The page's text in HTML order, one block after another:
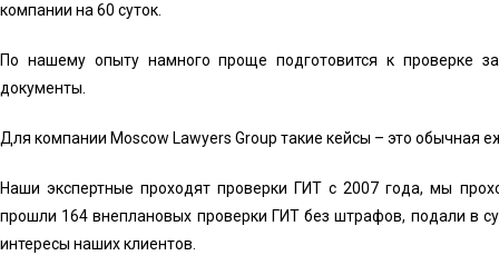
компании на 60 суток.
По нашему опыту намного проще подготовится к проверке
документы.
Для компании Moscow Lawyers Group такие кейсы – это обычная
Наши экспертные проходят проверки ГИТ с 2007 года, мы
прошли 164 внеплановых проверки ГИТ без штрафов, подали в
интересы наших клиентов.